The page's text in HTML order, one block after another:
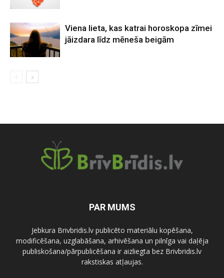
Viena lieta, kas katrai horoskopa zīmei
jāizdara līdz mēneša beigām
PAR MUMS
Jebkura Brivbridis.lv publicēto materiālu kopēšana,
modificēšana, uzglabāšana, arhivēšana un pilnīga vai daļēja
publiskošana/pārpublicēšana ir aizliegta bez Brivbridis.lv
rakstiskas atļaujas.